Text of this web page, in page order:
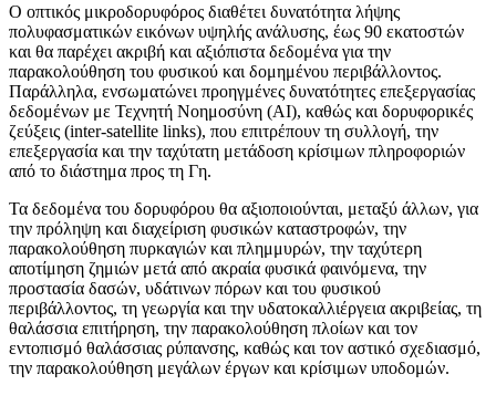
Ο οπτικός μικροδορυφόρος διαθέτει δυνατότητα λήψης
πολυφασματικών εικόνων υψηλής ανάλυσης, έως 90 εκατοστών
και θα παρέχει ακριβή και αξιόπιστα δεδομένα για την
παρακολούθηση του φυσικού και δομημένου περιβάλλοντος.
Παράλληλα, ενσωματώνει προηγμένες δυνατότητες επεξεργασίας
δεδομένων με Τεχνητή Νοημοσύνη (AI), καθώς και δορυφορικές
ζεύξεις (inter-satellite links), που επιτρέπουν τη συλλογή, την
επεξεργασία και την ταχύτατη μετάδοση κρίσιμων πληροφοριών
από το διάστημα προς τη Γη.
Τα δεδομένα του δορυφόρου θα αξιοποιούνται, μεταξύ άλλων, για
την πρόληψη και διαχείριση φυσικών καταστροφών, την
παρακολούθηση πυρκαγιών και πλημμυρών, την ταχύτερη
αποτίμηση ζημιών μετά από ακραία φυσικά φαινόμενα, την
προστασία δασών, υδάτινων πόρων και του φυσικού
περιβάλλοντος, τη γεωργία και την υδατοκαλλιέργεια ακριβείας, τη
θαλάσσια επιτήρηση, την παρακολούθηση πλοίων και τον
εντοπισμό θαλάσσιας ρύπανσης, καθώς και τον αστικό σχεδιασμό,
την παρακολούθηση μεγάλων έργων και κρίσιμων υποδομών.